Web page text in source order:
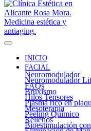
INICIO
FACIAL
Neuromodulador
Neuromodulador
FAQs
Bruxismo
Hilos Tensores
Plasma rico en
Mesoterapia
Peeling Químico
Rellenos
Bioestimulación